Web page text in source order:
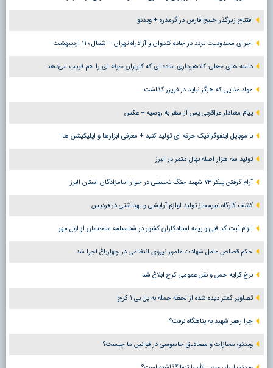
افتتاح زیرگذر خلیج فارس در گرمدره + ویدئو
اجرای محدودیت تردد در جاده کندوان و آزادراه تهران – شمال ؛ ١١ اردیبهشت
دامنه های جعلی؛ کلاهبرداری ساده ای که کاربران حرفه ای را هم فریب می‌دهد
مواد غذایی که هرگز نباید در فریزر گذاشت
پیام معنادار عراقچی پس از سفر به روسیه + عکس
با موبایل اینفوگرافیک حرفه ای تولید کنید + معرفی ابزارها و اپلیکیشن ها
تولید سه هزار اصله نهال مثمر در البرز
آرام گرفتن پیکر ۷۳ شهید جنگ تحمیلی در جوار امامزادگان استان البرز
کشف کارگاه غیرمجاز تولید لوازم آرایشی و بهداشتی در فردیس
الزام ثبت کد فنی و بیمه استادکاران کشور در شناسنامه ساختمان از اول مهر
حکم قصاص عامل شهادت مامور نیروی انتظامی در چهارباغ اجرا شد
نرخ کرایه حمل و نقل عمومی کرج ابلاغ شد
تصاویر کمتر دیده شده از لحظه حمله به پل بی ۱ کرج
چرا رهبر شهید به پناهگاه نرفت؟
ویدئو؛ مجازات و مصادیق جاسوسی در قوانین ما چیست؟